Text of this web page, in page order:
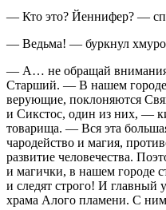
— Кто это? Йеннифер? —
— Ведьма! — буркнул хмуро
— А… не обращай
Старший. — В нашем
верующие, поклоняются
и Сикстос, один из них, —
товарища. — Вся эта
чародейство и магия,
развитие человечества.
и магички, в нашем городе
и следят строго! И
храма Алого пламени. С ним